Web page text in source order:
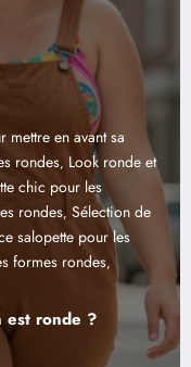
sa
ronde et
de
les
,
Femme
de
Sandales
Lire la